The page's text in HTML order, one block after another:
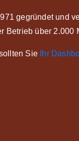
gegründet und
Betrieb über
Sie Ihr